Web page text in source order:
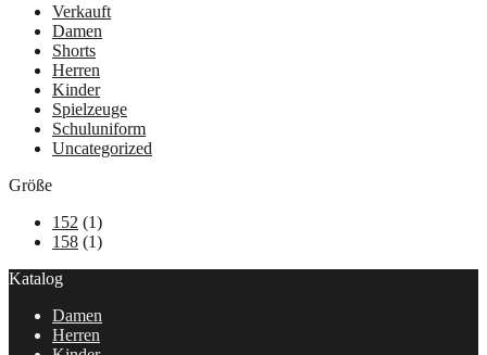
Verkauft
Damen
Shorts
Herren
Kinder
Spielzeuge
Schuluniform
Uncategorized
Größe
152 (1)
158 (1)
Katalog
Damen
Herren